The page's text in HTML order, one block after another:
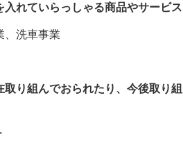
れていらっしゃる商品やサービス
、洗車事業
り組んでおられたり、今後取り